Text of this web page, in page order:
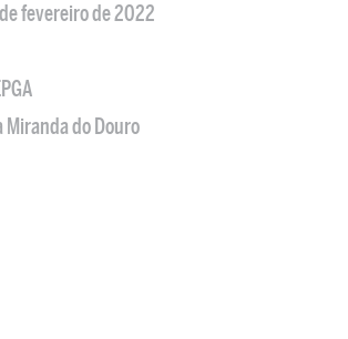
fevereiro de 2022
Miranda do Douro